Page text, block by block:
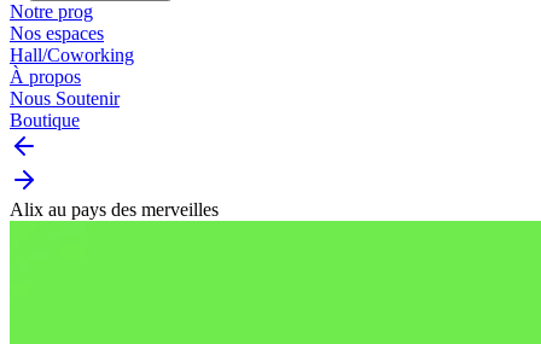
Notre prog
Nos espaces
Hall/Coworking
À propos
Nous Soutenir
Boutique
Alix au pays des merveilles